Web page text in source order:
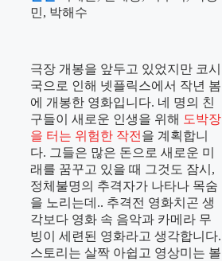
민, 박해수
극장 개봉을 앞두고 있었지만 코시
국으로 인해 넷플릭스에서 작년 봄
에 개봉한 영화입니다. 네 명의 친
구들이 새로운 인생을 위해 도박장
을 터는 위험한 작전 을 계획합니
다. 그들은 많은 돈으로 새로운 미
래를 꿈꾸고 있을 때 그것도 잠시,
정체불명의 추격자가 나타나 목숨
을 노리는데.. 추격전 영화치곤 생
각보다 영화 속 음악과 카메라 무
빙이 세련된 영화라고 생각합니다.
스토리는 살짝 아쉽고 영상미는 볼